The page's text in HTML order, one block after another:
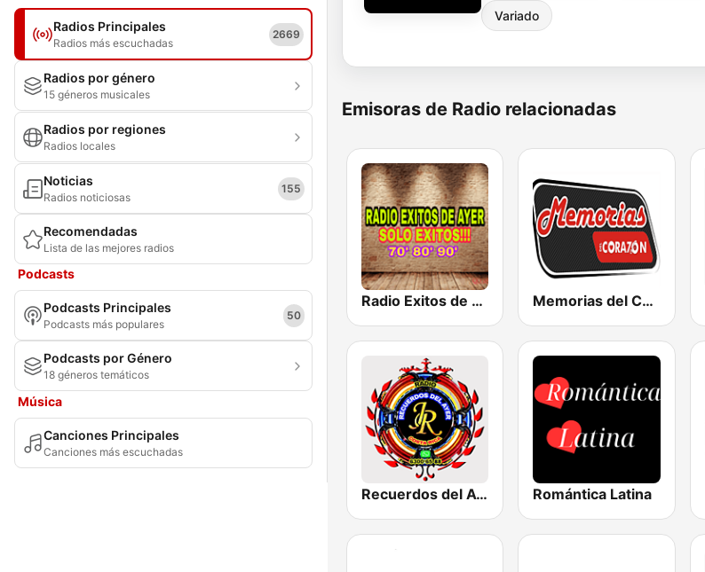
Radios Principales
Radios más escuchadas
2669
Radios por género
15 géneros musicales
Radios por regiones
Radios locales
Noticias
Radios noticiosas
155
Recomendadas
Lista de las mejores radios
Podcasts
Podcasts Principales
Podcasts más populares
50
Podcasts por Género
18 géneros temáticos
Música
Canciones Principales
Canciones más escuchadas
Variado
Emisoras de Radio relacionadas
Radio Exitos de Ayer Memorias del Corazón
Recuerdos del Ayer Romántica Latina